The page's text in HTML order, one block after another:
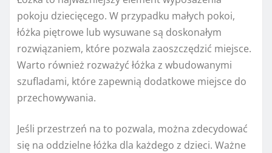
pokoju dziecięcego. W przypadku małych pokoi,
łóżka piętrowe lub wysuwane są doskonałym
rozwiązaniem, które pozwala zaoszczędzić miejsce.
Warto również rozważyć łóżka z wbudowanymi
szufladami, które zapewnią dodatkowe miejsce do
przechowywania.
Jeśli przestrzeń na to pozwala, można zdecydować
się na oddzielne łóżka dla każdego z dzieci. Ważne